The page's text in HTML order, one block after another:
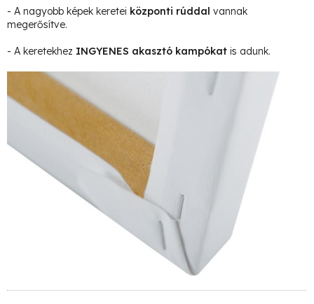
- A nagyobb képek keretei központi rúddal vannak
megerősítve.
- A keretekhez INGYENES akasztó kampókat is adunk.